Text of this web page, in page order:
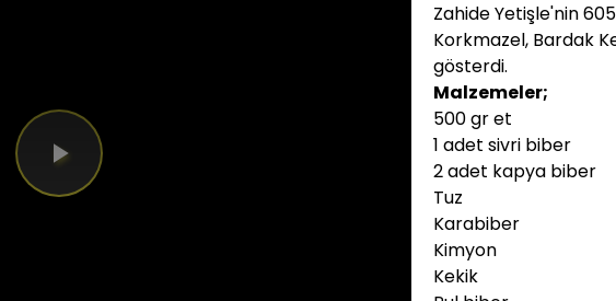
Videoyu
Zahide Yetişle'nin
Korkmazel, Bardak
gösterdi.
Malzemeler;
500 gr et
1 adet sivri biber
2 adet kapya biber
Tuz
Karabiber
Kimyon
Kekik